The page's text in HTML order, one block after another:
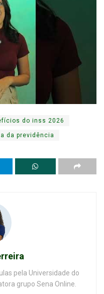
do inss 2026
da previdência
pela Universidade do
grupo Sena Online.